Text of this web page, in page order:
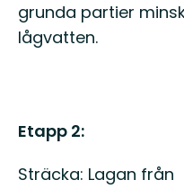
grunda partier
lågvatten.
Etapp 2:
Sträcka: Lagan från